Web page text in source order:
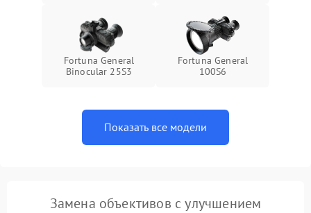
Fortuna General
Binocular 25S3
Fortuna General
100S6
Показать все модели
Замена объективов с улучшением